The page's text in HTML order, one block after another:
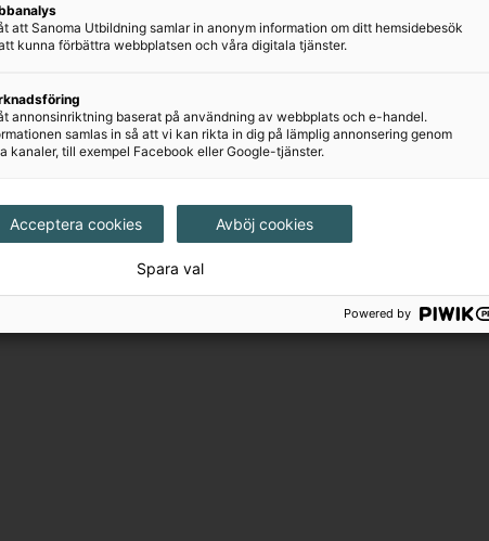
att Sanoma Utbildning samlar in anonym information om ditt hemsidebesök
kunna förbättra webbplatsen och våra digitala tjänster.
annonsinriktning baserat på användning av webbplats och e-handel.
samlas in så att vi kan rikta in dig på lämplig annonsering genom
kanaler, till exempel Facebook eller Google-tjänster.
Acceptera cookies Avböj cookies
Spara val
Powered by